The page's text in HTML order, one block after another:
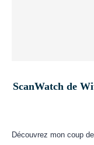
ScanWatch de
Découvrez mon coup